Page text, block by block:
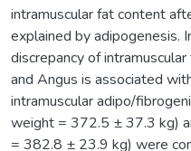
intramuscular fat content
explained by adipogenesis.
discrepancy of
and Angus is associated
intramuscular adipo/
weight = 372.5 ± 37.3 kg)
= 382.8 ± 23.9 kg) were